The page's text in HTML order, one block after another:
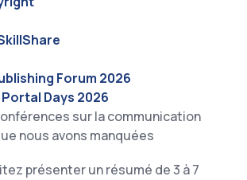
Forum 2026
Days 2026
sur la communication
nous avons manquées
présenter un résumé de 3 à 7